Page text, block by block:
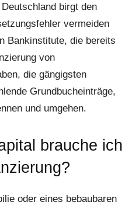
birgt den
vermeiden
Bankinstitute, die bereits
von
die gängigsten
Grundbucheinträge,
und umgehen.
brauche ich
oder eines bebaubaren